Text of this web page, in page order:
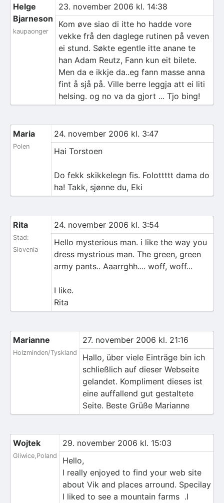
Helge
Bjarneson
kaupaonger
23. november 2006 kl. 14:38
Kom øve siao di itte ho hadde vore
vekke frå den daglege rutinen på veven
ei stund. Søkte egentle itte anane te
han Adam Reutz, Fann kun eit bilete.
Men da e ikkje da..eg fann masse anna
fint å sjå på. Ville berre leggja att ei liti
helsing. og no va da gjort ... Tjo bing!
Maria
Polen
24. november 2006 kl. 3:47
Hai Torstoen
Do fekk skikkelegn fis. Folottttt dama do
ha! Takk, sjønne du, Eki
Rita
Stad:
Slovenia
24. november 2006 kl. 3:54
Hello mysterious man. i like the way you
dress mystrious man. The green, green
army pants.. Aaarrghh.... woff, woff...
I like.
Rita
Marianne
Holzminden/Tyskland
27. november 2006 kl. 21:16
Hallo, über viele Einträge bin ich
schließlich auf dieser Webseite
gelandet. Kompliment dieses ist
eine auffallend gut gestaltete
Seite. Beste Grüße Marianne
Wojtek
Gliwice,Poland
29. november 2006 kl. 15:03
Hello,
I really enjoyed to find your web site
about Vik and places arround. Specilay
I liked to see a mountain farms .I